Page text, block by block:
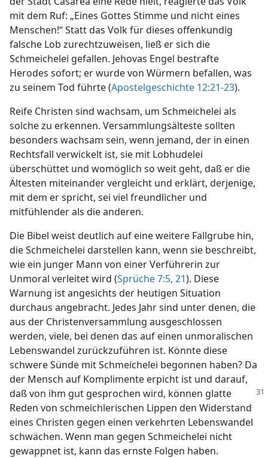
mit dem Ruf: „Eines Gottes Stimme und nicht eines
Menschen!“ Statt das Volk für dieses offenkundig
falsche Lob zurechtzuweisen, ließ er sich die
Schmeichelei gefallen. Jehovas Engel bestrafte
Herodes sofort; er wurde von Würmern befallen, was
zu seinem Tod führte (Apostelgeschichte 12:21-23).
Reife Christen sind wachsam, um Schmeichelei als
solche zu erkennen. Versammlungsälteste sollten
besonders wachsam sein, wenn jemand, der in einen
Rechtsfall verwickelt ist, sie mit Lobhudelei
überschüttet und womöglich so weit geht, daß er die
Ältesten miteinander vergleicht und erklärt, derjenige,
mit dem er spricht, sei viel freundlicher und
mitfühlender als die anderen.
Die Bibel weist deutlich auf eine weitere Fallgrube hin,
die Schmeichelei darstellen kann, wenn sie beschreibt,
wie ein junger Mann von einer Verführerin zur
Unmoral verleitet wird (Sprüche 7:5, 21). Diese
Warnung ist angesichts der heutigen Situation
durchaus angebracht. Jedes Jahr sind unter denen, die
aus der Christenversammlung ausgeschlossen
werden, viele, bei denen das auf einen unmoralischen
Lebenswandel zurückzuführen ist. Könnte diese
schwere Sünde mit Schmeichelei begonnen haben? Da
der Mensch auf Komplimente erpicht ist und darauf,
daß von ihm gut gesprochen wird, können glatte
Reden von schmeichlerischen Lippen den Widerstand
eines Christen gegen einen verkehrten Lebenswandel
schwächen. Wenn man gegen Schmeichelei nicht
gewappnet ist, kann das ernste Folgen haben.